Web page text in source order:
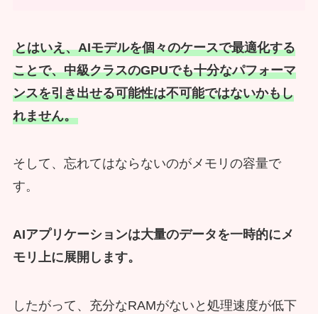
とはいえ、AIモデルを個々のケースで最適化する
ことで、中級クラスのGPUでも十分なパフォーマ
ンスを引き出せる可能性は不可能ではないかもし
れません。
そして、忘れてはならないのがメモリの容量で
す。
AIアプリケーションは大量のデータを一時的にメ
モリ上に展開します。
したがって、充分なRAMがないと処理速度が低下